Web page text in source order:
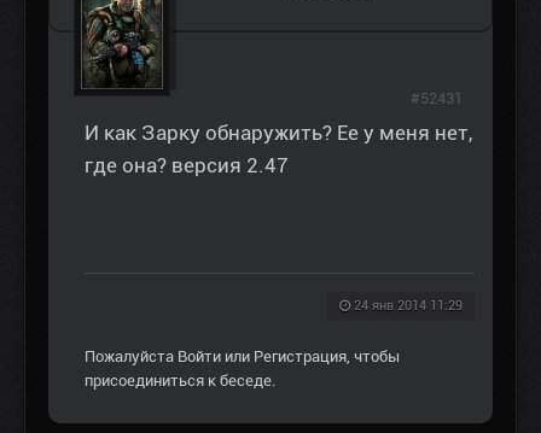
И как Зарку обнаружить? Ее у меня нет,
где она? версия 2.47
24 янв 2014 11:29
#52431
Пожалуйста Войти или Регистрация, чтобы
присоединиться к беседе.